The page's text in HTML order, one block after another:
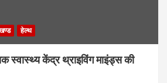
हेल्थ
स्वास्थ्य केंद्र थ्राइविंग माइंड्स की